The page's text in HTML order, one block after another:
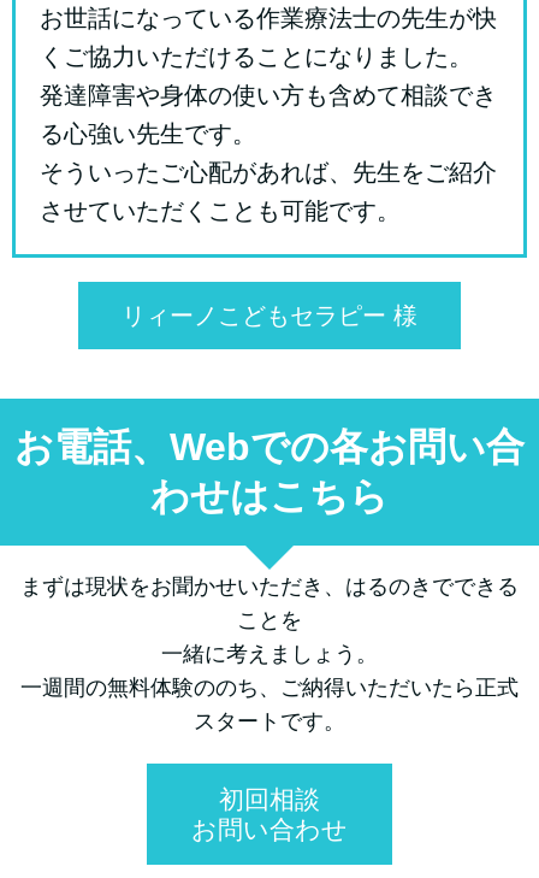
お世話になっている作業療法士の先生が快
くご協力いただけることになりました。
発達障害や身体の使い方も含めて相談でき
る心強い先生です。
そういったご心配があれば、先生をご紹介
させていただくことも可能です。
リィーノこどもセラピー 様
お電話、Webでの各お問い合
わせはこちら
まずは現状をお聞かせいただき、はるのきでできる
ことを
一緒に考えましょう。
一週間の無料体験ののち、ご納得いただいたら正式
スタートです。
初回相談
お問い合わせ